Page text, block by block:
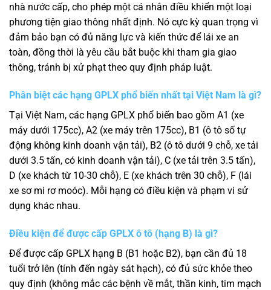
nhà nước cấp, cho phép một cá nhân điều khiển một loại
phương tiện giao thông nhất định. Nó cực kỳ quan trọng vì
đảm bảo bạn có đủ năng lực và kiến thức để lái xe an
toàn, đồng thời là yêu cầu bắt buộc khi tham gia giao
thông, tránh bị xử phạt theo quy định pháp luật.
Phân biệt các hạng GPLX phổ biến nhất tại Việt Nam là gì?
Tại Việt Nam, các hạng GPLX phổ biến bao gồm A1 (xe
máy dưới 175cc), A2 (xe máy trên 175cc), B1 (ô tô số tự
động không kinh doanh vận tải), B2 (ô tô dưới 9 chỗ, xe tải
dưới 3.5 tấn, có kinh doanh vận tải), C (xe tải trên 3.5 tấn),
D (xe khách từ 10-30 chỗ), E (xe khách trên 30 chỗ), F (lái
xe sơ mi rơ moóc). Mỗi hạng có điều kiện và phạm vi sử
dụng khác nhau.
Điều kiện để được cấp GPLX ô tô (hạng B) là gì?
Để được cấp GPLX hạng B (B1 hoặc B2), bạn cần đủ 18
tuổi trở lên (tính đến ngày sát hạch), có đủ sức khỏe theo
quy định (không mắc các bệnh về mắt, thần kinh, tim mạch